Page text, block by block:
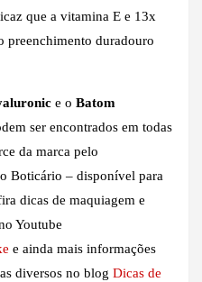
que a vitamina E e 13x
preenchimento duradouro
e o Batom
ser encontrados em todas
da marca pelo
Boticário – disponível para
dicas de maquiagem e
Youtube
e ainda mais informações
diversos no blog Dicas de